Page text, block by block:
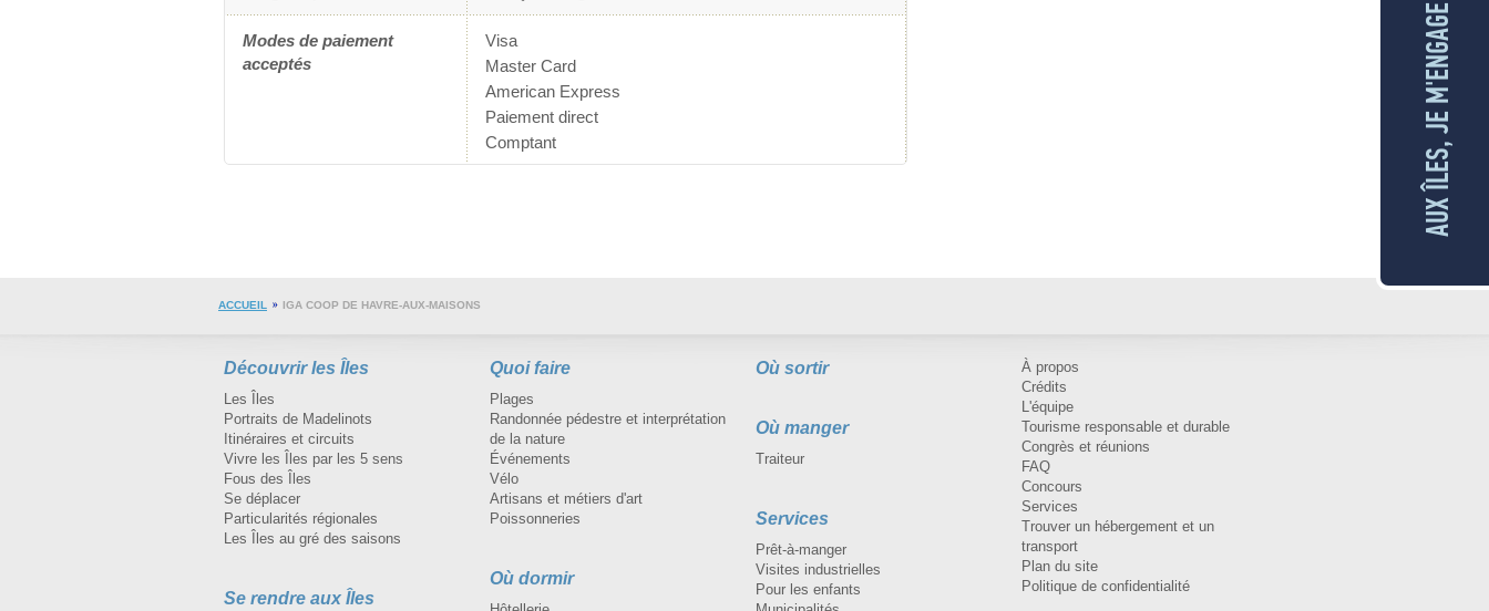
Modes de paiement
acceptés
Visa
Master Card
American Express
Paiement direct
Comptant
ACCUEIL IGA COOP DE HAVRE-AUX-MAISONS
Découvrir les Îles
Les Îles
Portraits de Madelinots
Itinéraires et circuits
Vivre les Îles par les 5 sens
Fous des Îles
Se déplacer
Particularités régionales
Les Îles au gré des saisons
Se rendre aux Îles
Quoi faire
Plages
Randonnée pédestre et interprétation
de la nature
Événements
Vélo
Artisans et métiers d'art
Poissonneries
Où dormir
Où sortir
Où manger
Traiteur
Services
Prêt-à-manger
Visites industrielles
Pour les enfants
À propos
Crédits
L'équipe
Tourisme responsable et durable
Congrès et réunions
FAQ
Concours
Services
Trouver un hébergement et un
transport
Plan du site
Politique de confidentialité
AUX ÎLES, JE M'ENGAGE